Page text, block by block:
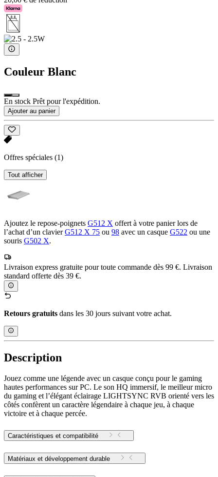
Couleur Blanc
En stock Prêt pour l'expédition.
Ajouter au panier
Offres spéciales (1)
Tout afficher
Ajoutez le repose-poignets G512 X offert à votre panier lors de
l’achat d’un clavierG512 X 75 ou 98 avec un casque G522 ou une
souris G502 X.
Livraison express gratuite pour toute commande dès 99 €. Livraison
standard offerte dès 39 €.
Retours gratuits dans les 30 jours suivant votre achat.
Description
Jouez comme une légende avec un casque conçu pour le gaming
hautes performances sur PC. Le son HQ immersif, le meilleur micro
du gaming et l’élégant éclairage LIGHTSYNC RVB orienté vers les
côtés confèrent un caractère légendaire à chaque jeu, à chaque
victoire et à chaque percée.
Caractéristiques et compatibilité
Matériaux et développement durable